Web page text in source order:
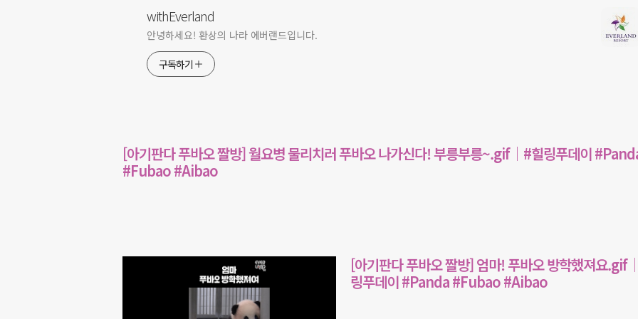
withEverland
안녕하세요! 환상의 나라 에버랜드입니다.
구독하기
[아기판다 푸바오 짤방] 월요병 물리치러 푸바오 나가신다! 부릉부릉~.gif│#힐링푸데이
#Fubao #Aibao
[아기판다 푸바오 짤방] 엄마! 푸바오 방학했져요
링푸데이 #Panda #Fubao #Aibao